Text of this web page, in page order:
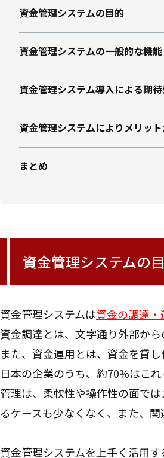
資金管理システムの目的
資金管理システムの一般的な機能
資金管理システム導入による期
資金管理システムによりメリッ
まとめ
資金管理システムの
資金管理システムは資金の調達
資金調達とは、文字通り外部か
また、資金運用とは、資金を貸
日本の企業のうち、約70%はこ
管理は、柔軟性や操作性の面で
るケースも少なくなく、また、
資金管理システムを上手く活用